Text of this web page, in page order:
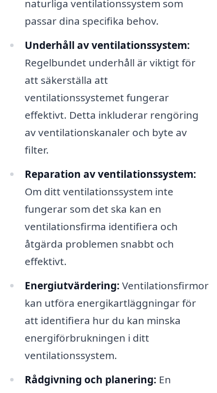
naturliga ventilationssystem som
passar dina specifika behov.
Underhåll av ventilationssystem:
Regelbundet underhåll är viktigt för
att säkerställa att
ventilationssystemet fungerar
effektivt. Detta inkluderar rengöring
av ventilationskanaler och byte av
filter.
Reparation av ventilationssystem:
Om ditt ventilationssystem inte
fungerar som det ska kan en
ventilationsfirma identifiera och
åtgärda problemen snabbt och
effektivt.
Energiutvärdering: Ventilationsfirmor
kan utföra energikartläggningar för
att identifiera hur du kan minska
energiförbrukningen i ditt
ventilationssystem.
Rådgivning och planering: En